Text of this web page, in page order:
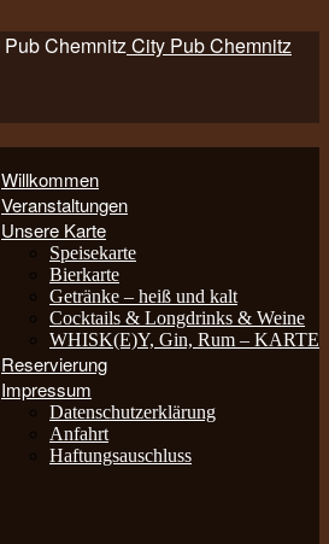
City Pub Chemnitz
Willkommen
Veranstaltungen
Unsere Karte
Speisekarte
Bierkarte
Getränke – heiß und kalt
Cocktails & Longdrinks & Weine
WHISK(E)Y, Gin, Rum – KARTE
Reservierung
Impressum
Datenschutzerklärung
Anfahrt
Haftungsauschluss